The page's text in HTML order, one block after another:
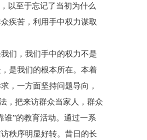
以至于忘记了当初为什么
疾苦，利用手中权力谋取
们，我们手中的权力不是
是我们的根本所在。本着
，一方面坚持问题导向，
，把来访群众当家人，群众
谁”的教育活动。通过一系
秩序明显好转。昔日的长